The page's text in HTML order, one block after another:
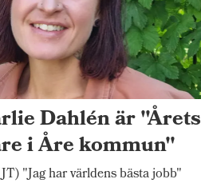
Dahlén är "Årets
i Åre kommun"
"Jag har världens bästa jobb"